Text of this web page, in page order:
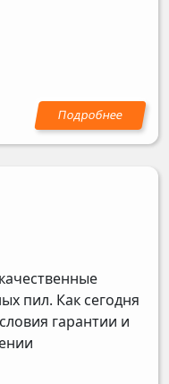
пил. Как сегодня
гарантии и